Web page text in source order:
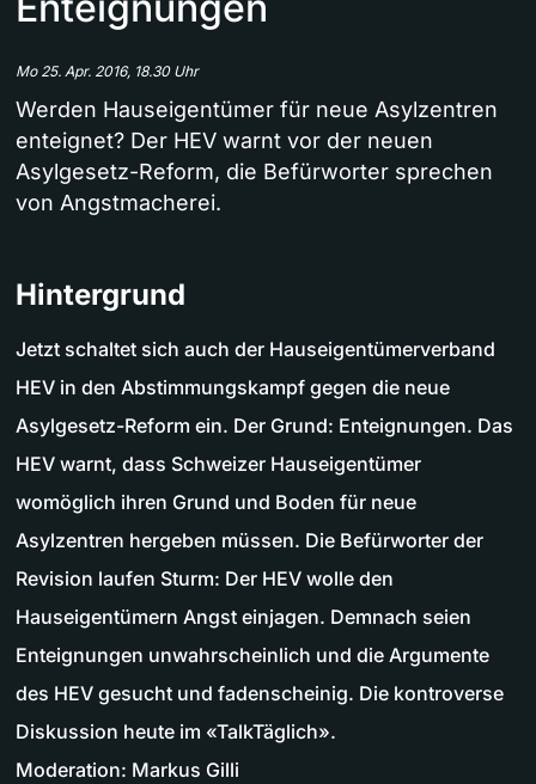
Mo 25. Apr. 2016, 18.30 Uhr
Werden Hauseigentümer für neue Asylzentren
enteignet? Der HEV warnt vor der neuen
Asylgesetz-Reform, die Befürworter sprechen
von Angstmacherei.
Hintergrund
Jetzt schaltet sich auch der Hauseigentümerverband
HEV in den Abstimmungskampf gegen die neue
Asylgesetz-Reform ein. Der Grund: Enteignungen. Das
HEV warnt, dass Schweizer Hauseigentümer
womöglich ihren Grund und Boden für neue
Asylzentren hergeben müssen. Die Befürworter der
Revision laufen Sturm: Der HEV wolle den
Hauseigentümern Angst einjagen. Demnach seien
Enteignungen unwahrscheinlich und die Argumente
des HEV gesucht und fadenscheinig. Die kontroverse
Diskussion heute im «TalkTäglich».
Moderation: Markus Gilli